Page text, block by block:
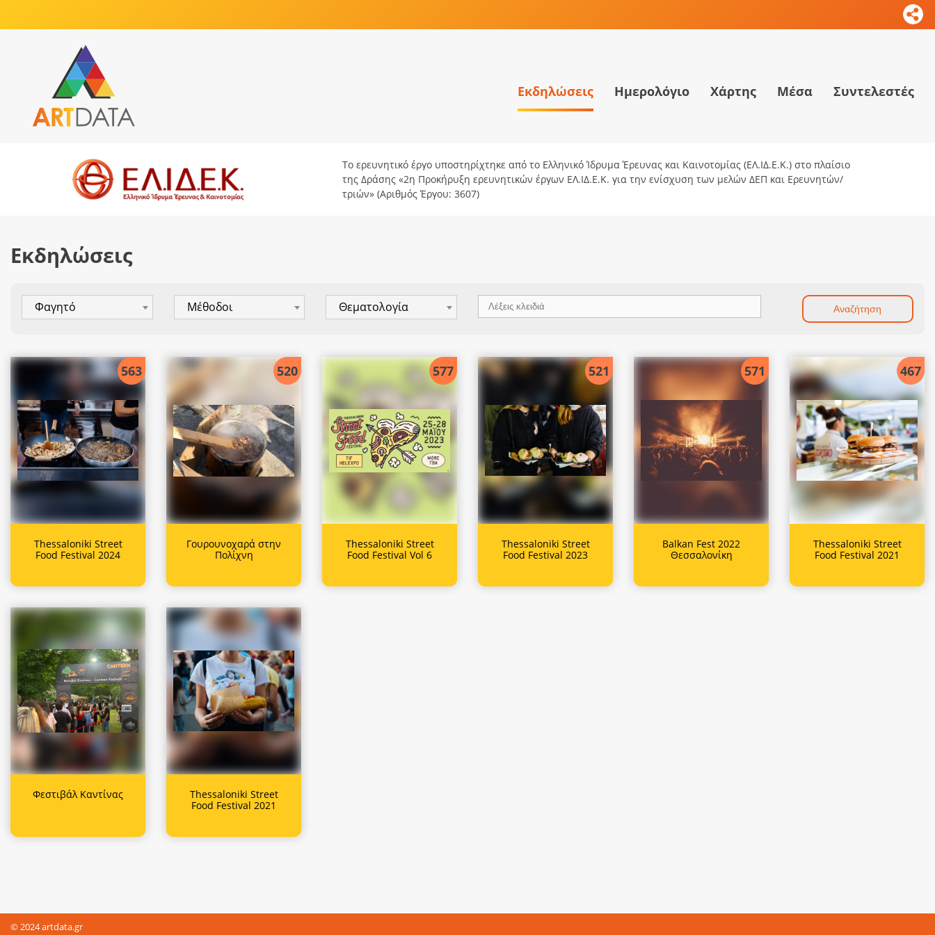
Εκδηλώσεις Ημερολόγιο Χάρτης Μέσα Συντελεστές
Το ερευνητικό έργο υποστηρίχτηκε από το Ελληνικό Ίδρυμα Έρευνας και Καινοτομίας (ΕΛ.ΙΔ.Ε.Κ.) στο πλαίσιο
της Δράσης «2η Προκήρυξη ερευνητικών έργων ΕΛ.ΙΔ.Ε.Κ. για την ενίσχυση των μελών ΔΕΠ και Ερευνητών/
τριών» (Αριθμός Έργου: 3607)
Εκδηλώσεις
Φαγητό Μέθοδοι Θεματολογία
563
Thessaloniki Street
Food Festival 2024
520
Γουρουνοχαρά στην
Πολίχνη
577
Thessaloniki Street
Food Festival Vol 6
521
Thessaloniki Street
Food Festival 2023
571
Balkan Fest 2022
Θεσσαλονίκη
467
Thessaloniki Street
Food Festival 2021
Φεστιβάλ Καντίνας
Thessaloniki Street
Food Festival 2021
© 2024 artdata.gr